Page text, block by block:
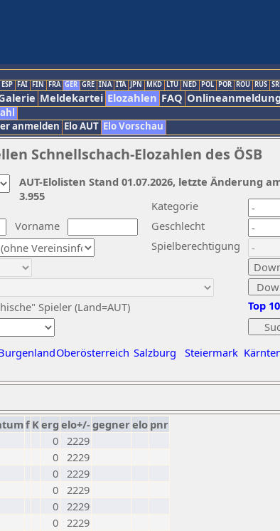
ESP FAI FIN FRA GER GRE INA ITA JPN MKD LTU NED POL POR ROU RUS
Meldekartei Elozahlen FAQ
anmelden Elo AUT Elo Vorschau
Schnellschach-Elozahlen des ÖSB
Vorname
Kategorie
Geschlecht
Spieler (Land=AUT)
Spielberechtigung
Oberösterreich Salzburg Steiermark
Top
AUT-Elolisten Stand 01.07.2026, letzte Änderung
3.955
f Kerg elo+/-gegnerelo pnr
0 2229
0 2229
0 2229
0 2229
0 2229
0 2229